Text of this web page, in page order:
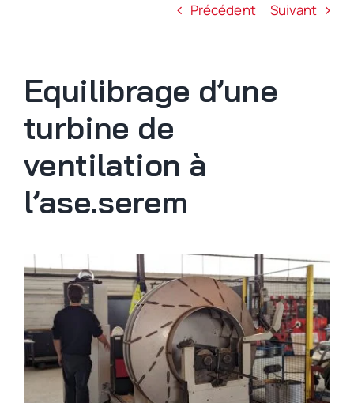
Précédent Suivant
Equilibrage d’une
turbine de
ventilation à
l’ase.serem